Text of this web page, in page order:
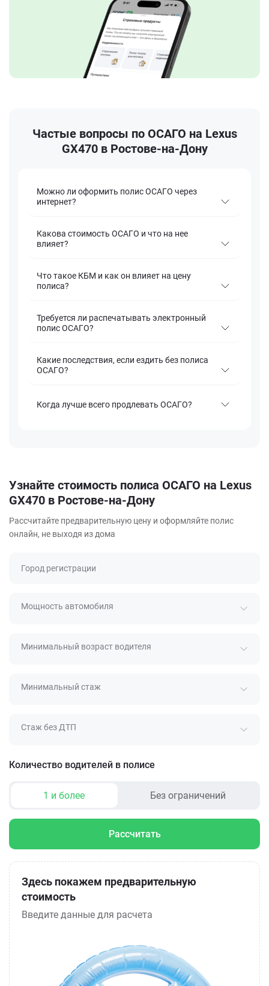
Частые вопросы по ОСАГО на Lexus
GX470 в Ростове-на-Дону
Можно ли оформить полис ОСАГО через
интернет?
Какова стоимость ОСАГО и что на нее
влияет?
Что такое КБМ и как он влияет на цену
полиса?
Требуется ли распечатывать электронный
полис ОСАГО?
Какие последствия, если ездить без полиса
ОСАГО?
Когда лучше всего продлевать ОСАГО?
Узнайте стоимость полиса ОСАГО на Lexus
GX470 в Ростове-на-Дону
Рассчитайте предварительную цену и оформляйте полис
онлайн, не выходя из дома
Город регистрации
Мощность автомобиля
Минимальный возраст водителя
Минимальный стаж
Стаж без ДТП
Количество водителей в полисе
1 и более Без ограничений
Рассчитать
Здесь покажем предварительную
стоимость
Введите данные для расчета